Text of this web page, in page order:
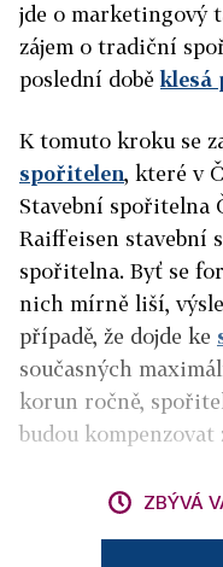
jde o marketingový
zájem o tradiční
poslední doběklesá
K tomuto kroku se
spořitelen, které v
Stavební spořitelna
Raiffeisen stavební
spořitelna. Byť se
nich mírně liší,
případě, že dojde ke
současných
korun ročně,
budou kompenzovat
ZBÝVÁ